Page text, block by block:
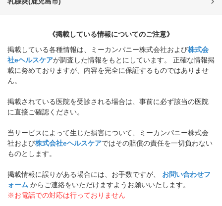
《掲載している情報についてのご注意》
掲載している各種情報は、ミーカンパニー株式会社および株式会
社eヘルスケアが調査した情報をもとにしています。 正確な情報掲
載に努めておりますが、内容を完全に保証するものではありませ
ん。
掲載されている医院を受診される場合は、事前に必ず該当の医院
に直接ご確認ください。
当サービスによって生じた損害について、ミーカンパニー株式会
社および株式会社eヘルスケアではその賠償の責任を一切負わない
ものとします。
掲載情報に誤りがある場合には、お手数ですが、
お問い合わせフ
ォーム からご連絡をいただけますようお願いいたします。
※お電話での対応は行っておりません